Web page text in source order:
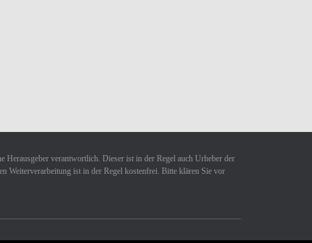
Herausgeber verantwortlich. Dieser ist in der Regel auch Urheber der
Weiterverarbeitung ist in der Regel kostenfrei. Bitte klären Sie vor